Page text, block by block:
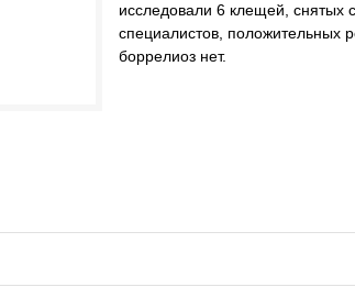
исследовали 6 клещей, снятых
специалистов, положительных
боррелиоз нет.